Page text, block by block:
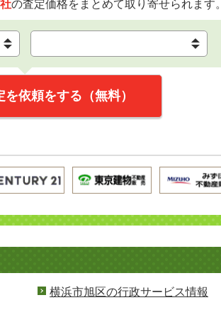
の査定価格をまとめて取り寄せられます。
依頼をする（無料）
横浜市旭区の行政サービス情報